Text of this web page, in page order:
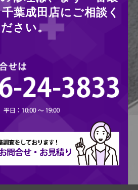
葉成田店にご相談く
ださい。